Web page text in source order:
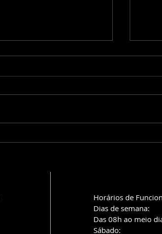
Horários de
Dias de semana:
Das 08h ao meio
Sábado: